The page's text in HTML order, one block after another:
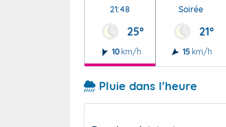
21:48
25°
10 km/h
Soirée
21°
15 km/h
Pluie dans l'heure